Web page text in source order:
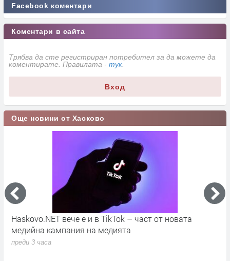
Facebook коментари
Коментари в сайта
Трябва да сте регистриран потребител за да можете да
коментирате. Правилата - тук
Вход
Още новини от Хасково
Haskovo.NET вече е и в TikTok – част от новата
медийна кампания на медията
преди 3 часа